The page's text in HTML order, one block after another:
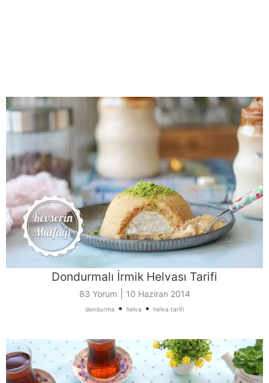
Dondurmalı İrmik Helvası Tarifi
83 Yorum 10 Haziran 2014
dondurma • helva • helva tarifi